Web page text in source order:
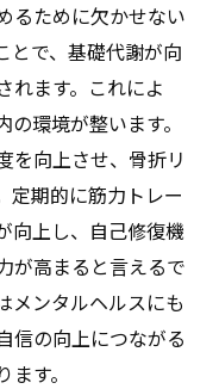
るために欠かせない
とで、基礎代謝が向
れます。これによ
環境が整います。
を向上させ、骨折リ
定期的に筋力トレー
向上し、自己修復機
が高まると言えるで
メンタルヘルスにも
信の向上につながる
す。